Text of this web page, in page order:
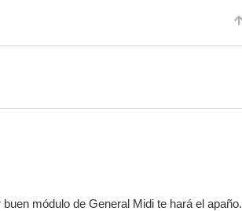
módulo de General Midi te hará el apaño.